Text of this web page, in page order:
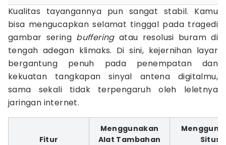
Kualitas tayangannya pun sangat stabil. Kamu
bisa mengucapkan selamat tinggal pada tragedi
gambar sering bufferingatau resolusi buram di
tengah adegan klimaks. Di sini, kejernihan layar
bergantung penuh pada penempatan dan
kekuatan tangkapan sinyal antena digitalmu,
sama sekali tidak terpengaruh oleh leletnya
jaringan internet.
Fitur
Menggunakan
Alat Tambahan
Situs